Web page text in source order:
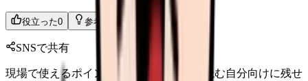
役立った0 参考になった
SNSで共有
現場で使えるポイントを、同僚やあとで読む自分向けに残せ